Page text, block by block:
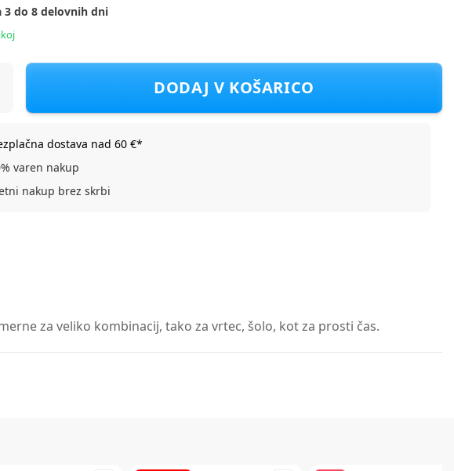
3 do 8 delovnih dni
hlače trenirka DH DEA0681NM F Modra 80
DODAJ V KOŠARICO
dostava nad 60 €*
varen nakup
nakup brez skrbi
za veliko kombinacij, tako za vrtec, šolo, kot za prosti čas.